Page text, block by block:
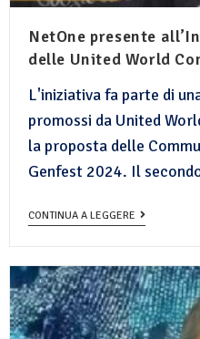
NetOne presente
delle United World
L'iniziativa fa parte di
promossi da United
la proposta delle
Genfest 2024. Il
CONTINUA A LEGGERE